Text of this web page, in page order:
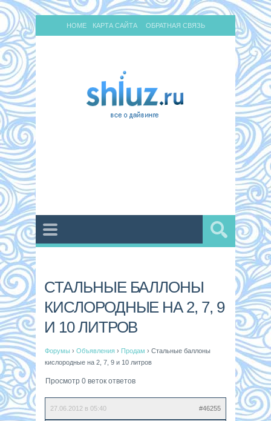
HOME КАРТА САЙТА ОБРАТНАЯ СВЯЗЬ
СТАЛЬНЫЕ БАЛЛОНЫ
КИСЛОРОДНЫЕ НА 2, 7, 9
И 10 ЛИТРОВ
Форумы › Объявления › Продам › Стальные баллоны
кислородные на 2, 7, 9 и 10 литров
Просмотр 0 веток ответов
27.06.2012 в 05:40 #46255